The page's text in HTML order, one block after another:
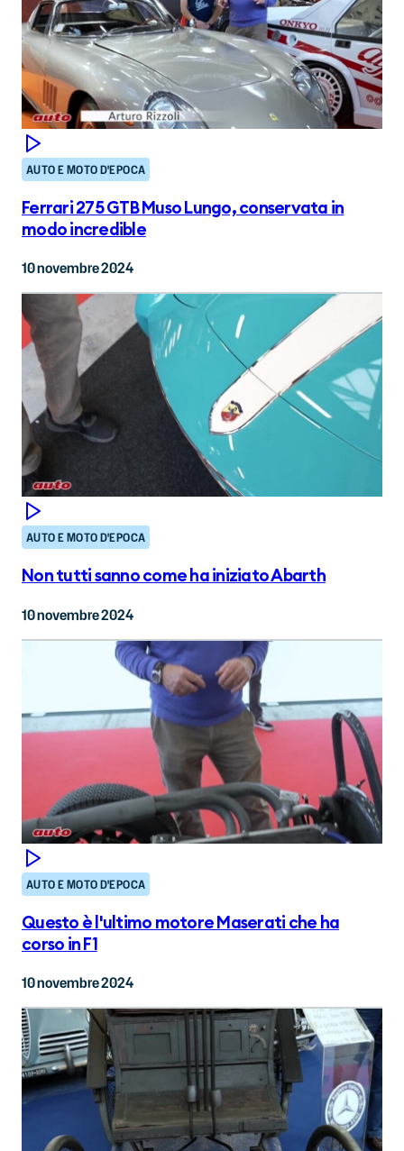
AUTO E MOTO D'EPOCA
Ferrari 275 GTB Muso Lungo, conservata in
modo incredible
10 novembre 2024
AUTO E MOTO D'EPOCA
Non tutti sanno come ha iniziato Abarth
10 novembre 2024
AUTO E MOTO D'EPOCA
Questo è l'ultimo motore Maserati che ha
corso in F1
10 novembre 2024